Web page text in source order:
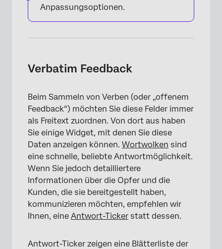
×
×
Anpassungsoptionen.
Verbatim Feedback
Beim Sammeln von Verben (oder „offenem
Feedback“) möchten Sie diese Felder immer
als Freitext zuordnen. Von dort aus haben
Sie einige Widget, mit denen Sie diese
Daten anzeigen können. Wortwolken sind
eine schnelle, beliebte Antwortmöglichkeit.
Wenn Sie jedoch detailliertere
Informationen über die Opfer und die
Kunden, die sie bereitgestellt haben,
kommunizieren möchten, empfehlen wir
Ihnen, eine Antwort-Ticker statt dessen.
Antwort-Ticker zeigen eine Blätterliste der